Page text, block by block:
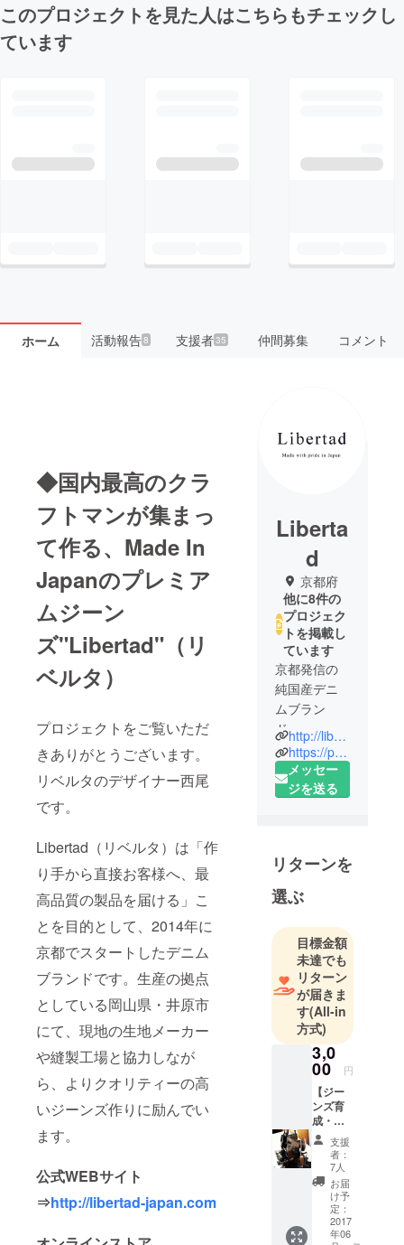
このプロジェクトを見た人はこちらもチェックし
ています
ホーム 活動報告8 支援者35 仲間募集 コメント
◆国内最高のクラ
フトマンが集まっ
て作る、Made In
Japanのプレミア
ムジーン
ズ"Libertad"（リ
ベルタ）
プロジェクトをご覧いただ
きありがとうございます。
リベルタのデザイナー西尾
です。
Libertad（リベルタ）は「作
り手から直接お客様へ、最
高品質の製品を届ける」こ
とを目的として、2014年に
京都でスタートしたデニム
ブランドです。生産の拠点
としている岡山県・井原市
にて、現地の生地メーカー
や縫製工場と協力しなが
ら、よりクオリティーの高
いジーンズ作りに励んでい
ます。
公式WEBサイト
⇒http://libertad-japan.com
Liberta
d
京都府
他に8件の
プロジェク
トを掲載し
ています
京都発信の
純国産デニ
ムブラン
ド。
「こだわり
の製品を作
り手から直
プトの下、
専門店への
卸売りは行
わずオンラ
インストア
と不定期に
開催する展
示会でのみ
製品を販
売。
http://libertad-japan.com/
https://page.line.me/trl6662v
メッセー
ジを送る
リターンを
選ぶ
目標金額
未達でも
リターン
が届きま
す(All-in
方式)
3,0
00 円
【ジー
ンズ育
成・裾
上げ
セッ
ト】 ◆
ジーン
ズ穿き
込み指
書・・
支援
者：
7人
お届
け予
定：
2017
年06